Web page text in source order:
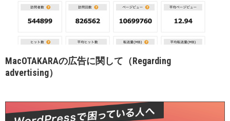
MacOTAKARAの広告に関して（Regarding
advertising）